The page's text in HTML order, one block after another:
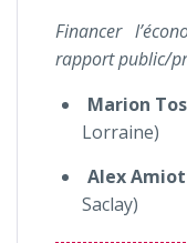
Financer
rapport public/
Marion
Lorraine)
Alex
Saclay)